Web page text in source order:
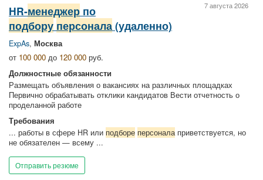
7 августа 2026
HR-менеджер по
подбору персонала (удаленно)
ExpAs, Москва
от 100 000 до 120 000 руб.
Должностные обязанности
Размещать объявления о вакансиях на различных площадках
Первично обрабатывать отклики кандидатов Вести отчетность о
проделанной работе
Требования
... работы в сфере HR или подборе персоналаприветствуется, но
не обязателен — всему ...
Отправить резюме